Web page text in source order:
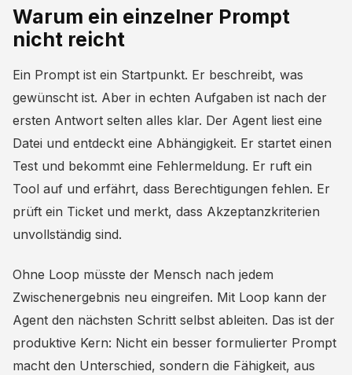
Warum ein einzelner Prompt
nicht reicht
Ein Prompt ist ein Startpunkt. Er beschreibt, was
gewünscht ist. Aber in echten Aufgaben ist nach der
ersten Antwort selten alles klar. Der Agent liest eine
Datei und entdeckt eine Abhängigkeit. Er startet einen
Test und bekommt eine Fehlermeldung. Er ruft ein
Tool auf und erfährt, dass Berechtigungen fehlen. Er
prüft ein Ticket und merkt, dass Akzeptanzkriterien
unvollständig sind.
Ohne Loop müsste der Mensch nach jedem
Zwischenergebnis neu eingreifen. Mit Loop kann der
Agent den nächsten Schritt selbst ableiten. Das ist der
produktive Kern: Nicht ein besser formulierter Prompt
macht den Unterschied, sondern die Fähigkeit, aus